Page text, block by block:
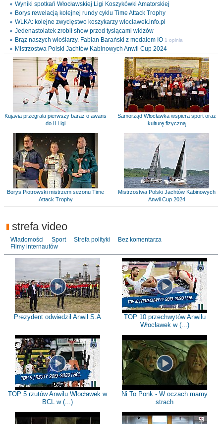
Wyniki spotkań Włocławskiej Ligi Koszykówki Amatorskiej
Borys rewelacją kolejnej rundy cyklu Time Attack Trophy
WLKA: kolejne zwycięstwo koszykarzy wloclawek.info.pl
Jedenastolatek zrobił show przed tysiącami widzów
Brąz naszych wioślarzy. Fabian Barański z medalem IO 1 opinia
Mistrzostwa Polski Jachtów Kabinowych Anwil Cup 2024
Kujavia przegrała pierwszy baraż o awans
do II Ligi
Samorząd Włocławka wspiera sport oraz
kulturę fizyczną
Borys Piotrowski mistrzem sezonu Time
Attack Trophy
Mistrzostwa Polski Jachtów Kabinowych
Anwil Cup 2024
strefa video
Wiadomości Sport Strefa polityki
Bez komentarza
Filmy internautów
Prezydent odwiedził Anwil S.A
TOP 10 przechwytów Anwilu
Włocławek w (...)
TOP 5 rzutów Anwilu Włocławek w
BCL w (...)
Ni To Ponk - W oczach mamy
strach